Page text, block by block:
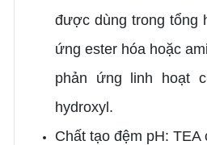
được dùng trong tổng
ứng ester hóa hoặc
phản ứng linh hoạt
hydroxyl.
Chất tạo đệm pH: